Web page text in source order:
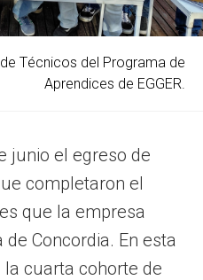
Técnicos del Programa de
Aprendices de EGGER.
junio el egreso de
completaron el
que la empresa
Concordia. En esta
cuarta cohorte de